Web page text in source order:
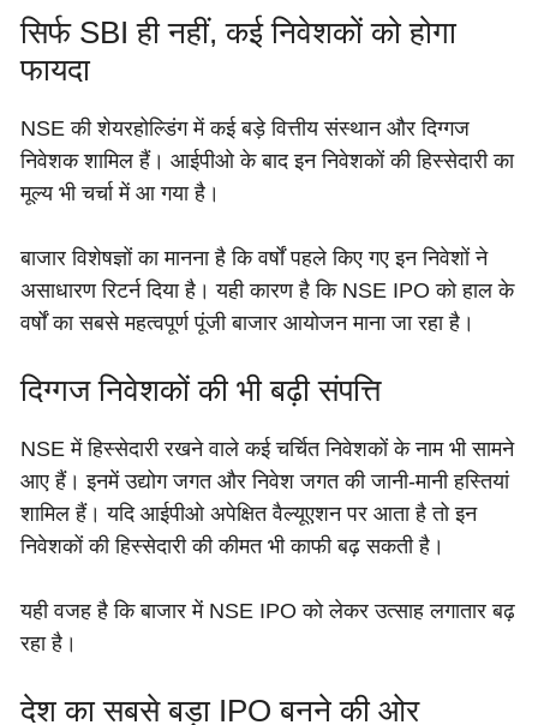
सिर्फ SBI ही नहीं, कई निवेशकों को होगा
फायदा
NSE की शेयरहोल्डिंग में कई बड़े वित्तीय संस्थान और दिग्गज
निवेशक शामिल हैं। आईपीओ के बाद इन निवेशकों की हिस्सेदारी का
मूल्य भी चर्चा में आ गया है।
बाजार विशेषज्ञों का मानना है कि वर्षों पहले किए गए इन निवेशों ने
असाधारण रिटर्न दिया है। यही कारण है कि NSE IPO को हाल के
वर्षों का सबसे महत्वपूर्ण पूंजी बाजार आयोजन माना जा रहा है।
दिग्गज निवेशकों की भी बढ़ी संपत्ति
NSE में हिस्सेदारी रखने वाले कई चर्चित निवेशकों के नाम भी सामने
आए हैं। इनमें उद्योग जगत और निवेश जगत की जानी-मानी हस्तियां
शामिल हैं। यदि आईपीओ अपेक्षित वैल्यूएशन पर आता है तो इन
निवेशकों की हिस्सेदारी की कीमत भी काफी बढ़ सकती है।
यही वजह है कि बाजार में NSE IPO को लेकर उत्साह लगातार बढ़
रहा है।
देश का सबसे बड़ा IPO बनने की ओर